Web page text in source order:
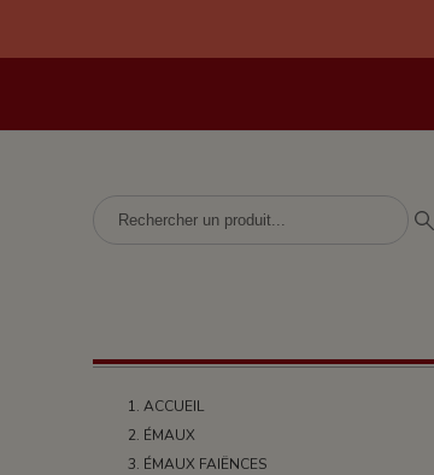
ACCUEIL
ÉMAUX
ÉMAUX FAIËNCES